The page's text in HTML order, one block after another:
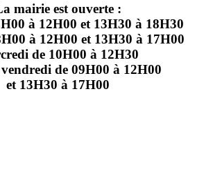
mairie est ouverte :
à 12H00 et 13H30 à 18H30
à 12H00 et 13H30 à 17H00
de 10H00 à 12H30
de 09H00 à 12H00
et 13H30 à 17H00